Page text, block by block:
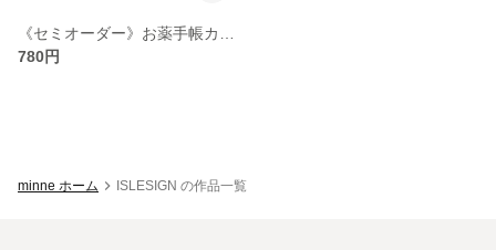
780円
minne ホーム ISLESIGN の作品一覧